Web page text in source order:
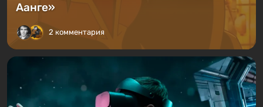
Аанге»
2 комментария